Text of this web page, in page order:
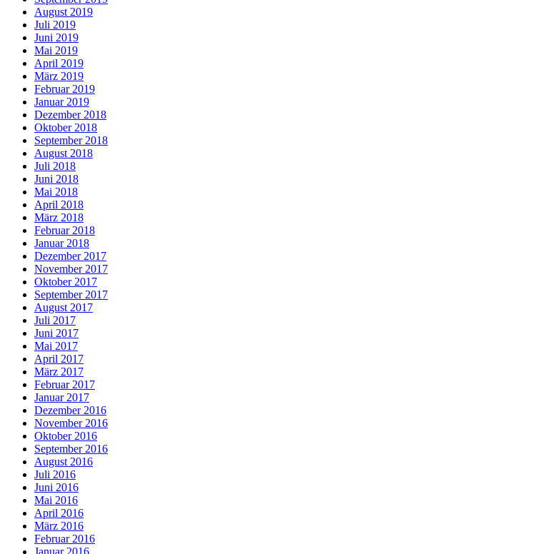
August 2019
Juli 2019
Juni 2019
Mai 2019
April 2019
März 2019
Februar 2019
Januar 2019
Dezember 2018
Oktober 2018
September 2018
August 2018
Juli 2018
Juni 2018
Mai 2018
April 2018
März 2018
Februar 2018
Januar 2018
Dezember 2017
November 2017
Oktober 2017
September 2017
August 2017
Juli 2017
Juni 2017
Mai 2017
April 2017
März 2017
Februar 2017
Januar 2017
Dezember 2016
November 2016
Oktober 2016
September 2016
August 2016
Juli 2016
Juni 2016
Mai 2016
April 2016
März 2016
Februar 2016
Januar 2016